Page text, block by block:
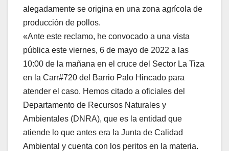
alegadamente se origina en una zona agrícola de
producción de pollos.
«Ante este reclamo, he convocado a una vista
pública este viernes, 6 de mayo de 2022 a las
10:00 de la mañana en el cruce del Sector La Tiza
en la Carr#720 del Barrio Palo Hincado para
atender el caso. Hemos citado a oficiales del
Departamento de Recursos Naturales y
Ambientales (DNRA), que es la entidad que
atiende lo que antes era la Junta de Calidad
Ambiental y cuenta con los peritos en la materia.